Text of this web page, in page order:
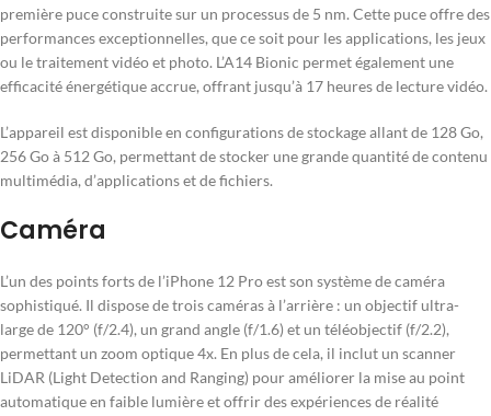
première puce construite sur un processus de 5 nm. Cette puce offre des
performances exceptionnelles, que ce soit pour les applications, les jeux
ou le traitement vidéo et photo. L’A14 Bionic permet également une
efficacité énergétique accrue, offrant jusqu’à 17 heures de lecture vidéo.
L’appareil est disponible en configurations de stockage allant de 128 Go,
256 Go à 512 Go, permettant de stocker une grande quantité de contenu
multimédia, d’applications et de fichiers.
Caméra
L’un des points forts de l’iPhone 12 Pro est son système de caméra
sophistiqué. Il dispose de trois caméras à l’arrière : un objectif ultra-
large de 120° (f/2.4), un grand angle (f/1.6) et un téléobjectif (f/2.2),
permettant un zoom optique 4x. En plus de cela, il inclut un scanner
LiDAR (Light Detection and Ranging) pour améliorer la mise au point
automatique en faible lumière et offrir des expériences de réalité